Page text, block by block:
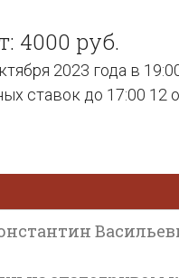
4000 руб.
2023 года в
ставок до 17:00 12